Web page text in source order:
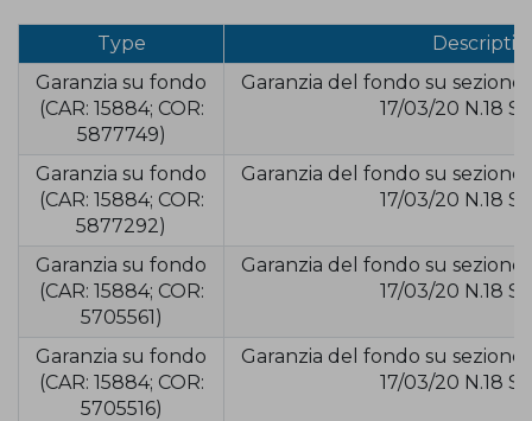
Type
Garanzia su fondo
(CAR: 15884; COR:
5877749)
Garanzia del fondo su sezione
17/03/20 N.18
Garanzia su fondo
(CAR: 15884; COR:
5877292)
Garanzia del fondo su sezione
17/03/20 N.18
Garanzia su fondo
(CAR: 15884; COR:
5705561)
Garanzia del fondo su sezione
17/03/20 N.18
Garanzia su fondo
(CAR: 15884; COR:
5705516)
Garanzia del fondo su sezione
17/03/20 N.18